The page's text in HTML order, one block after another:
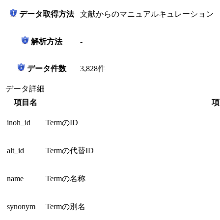
データ取得方法 文献からのマニュアルキュレーション
解析方法 -
データ件数 3,828件
データ詳細
項目名
inoh_id TermのID
alt_id Termの代替ID
name Termの名称
synonym Termの別名